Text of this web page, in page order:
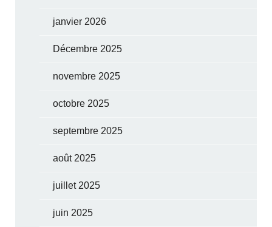
janvier 2026
Décembre 2025
novembre 2025
octobre 2025
septembre 2025
août 2025
juillet 2025
juin 2025